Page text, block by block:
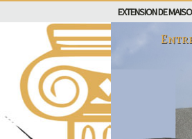
EXTENSION DE